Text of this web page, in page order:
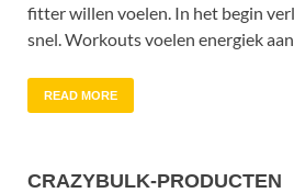
fitter willen voelen. In het begin
snel. Workouts voelen energiek
READ MORE
CRAZYBULK-PRODUCTEN